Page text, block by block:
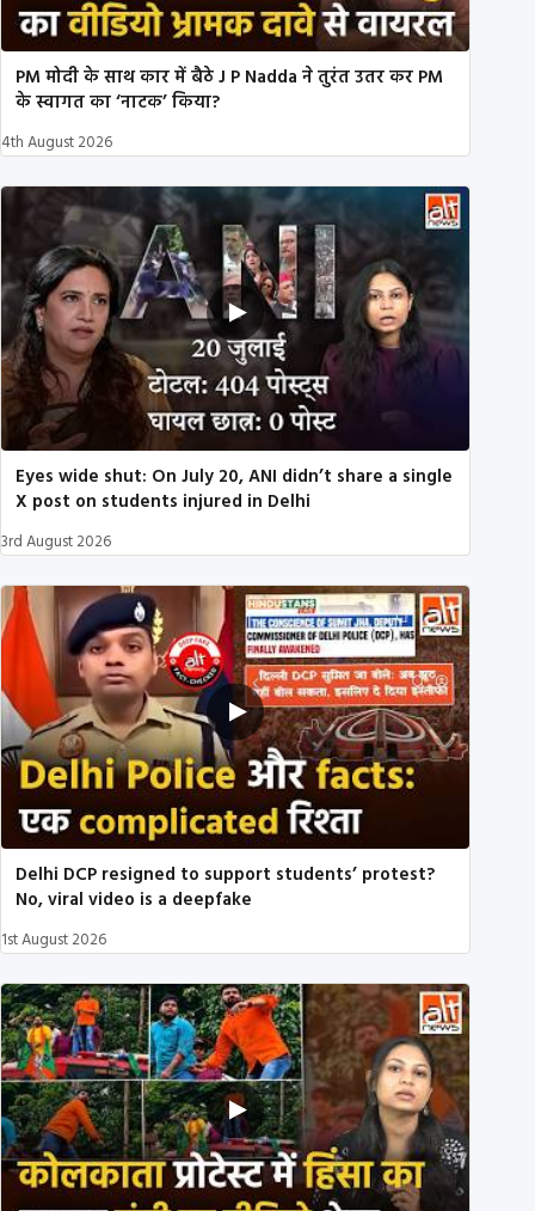
PM मोदी के साथ कार में बैठे J P Nadda ने तुरंत उतर कर PM
के स्वागत का ‘नाटक’ किया?
4th August 2026
Eyes wide shut: On July 20, ANI didn’t share a single
X post on students injured in Delhi
3rd August 2026
Delhi DCP resigned to support students’ protest?
No, viral video is a deepfake
1st August 2026